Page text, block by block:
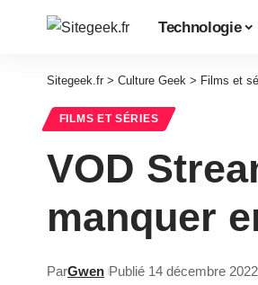
Technologie
Sitegeek.fr > Culture Geek > Films et
FILMS ET SÉRIES
VOD
manquer
ParGwen Publié 14 décembre 2022